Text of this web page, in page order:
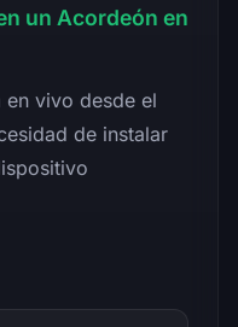
un Acordeón en
en vivo desde el
de instalar